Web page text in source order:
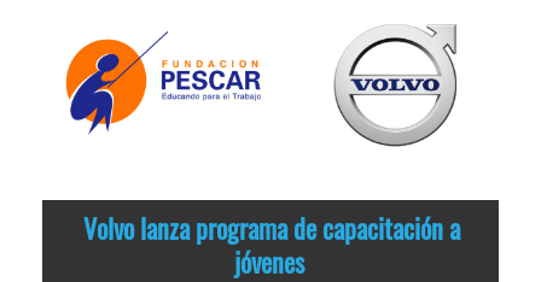
Volvo lanza programa de capacitación a
jóvenes